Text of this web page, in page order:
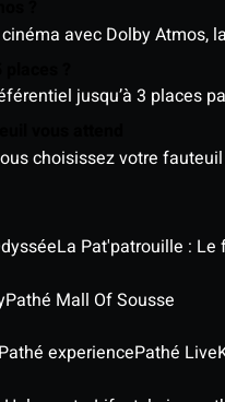
avec Dolby
jusqu’à 3 places
choisissez votre
La Pat'patrouille :
Pathé Mall Of Sousse
experiencePathé Live